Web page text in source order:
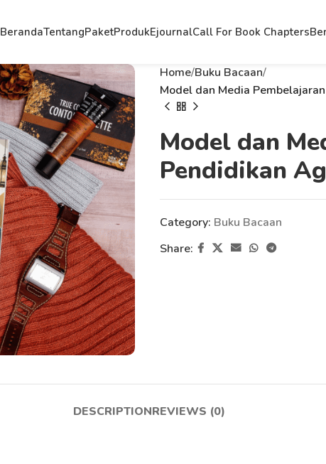
BerandaTentangPaketProdukEjournalCall For Book Chapters
Home Buku Bacaan
Model dan Media
Model dan
Pendidikan
Category: Buku Bacaan
Share:
DESCRIPTIONREVIEWS (0)